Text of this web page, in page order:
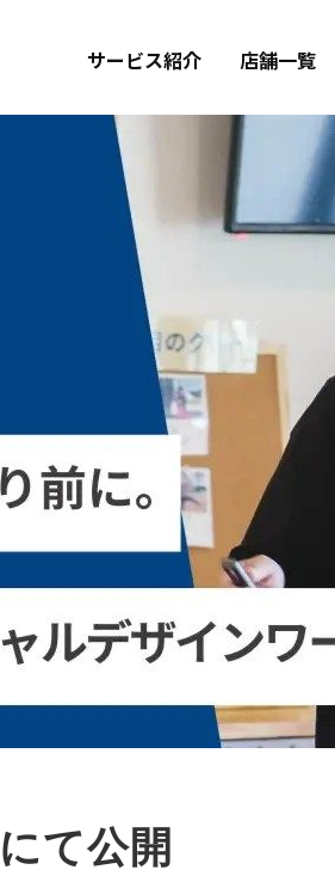
サービス紹介 店舗一覧
て公開